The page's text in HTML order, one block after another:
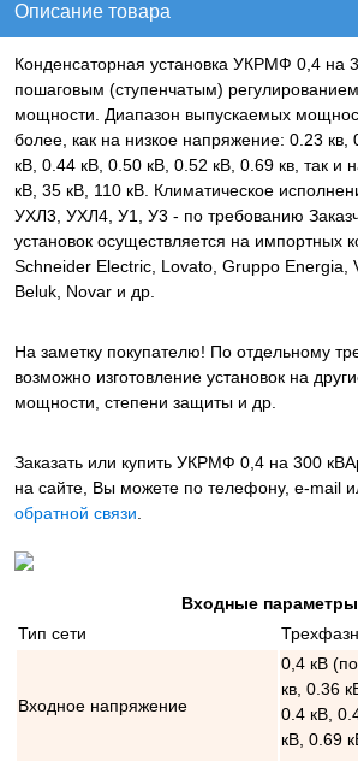
Описание товара
Конденсаторная установка УКРМФ 0,4 на
пошаговым (ступенчатым)
мощности. Диапазон выпускаемых
более, как на низкое напряжение: 0.23 кв,
кВ, 0.44 кВ, 0.50 кВ, 0.52 кВ, 0.69 кв, так и
кВ, 35 кВ, 110 кВ. Климатическое
УХЛ3, УХЛ4, У1, У3 - по требованию
установок осуществляется на импортных
Schneider Electric, Lovato, Gruppo Energia,
Beluk, Novar и др.
На заметку покупателю! По отдельному
возможно изготовление установок на
мощности, степени защиты и др.
Заказать или купить УКРМФ 0,4 на 300
на сайте, Вы можете по телефону, e-mail
обратной связи.
Входные параметры
Тип сети
Входное напряжение
0,4 кВ
кв, 0.36
0.4 кВ,
кВ, 0.69